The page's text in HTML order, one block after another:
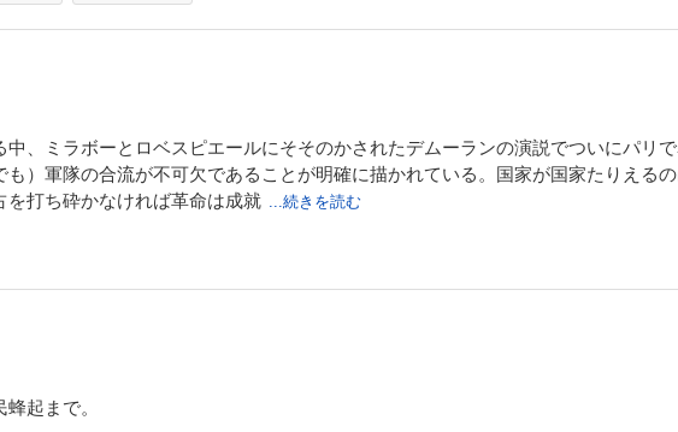
発行し、庶民に絶大な人気を誇るエベールの働きもあり、パリは三度目の蜂起に突入。ジロンド
民衆が、議会に押し寄せ――。フランスが一党独裁への道を走り始める、怒涛の第14巻。
、ミラボーとロベスピエールにそそのかされたデムーランの演説でついにパリ
）軍隊の合流が不可欠であることが明確に描かれている。国家が国家たりえる
打ち砕かなければ革命は成就 ...続きを読む
起まで。